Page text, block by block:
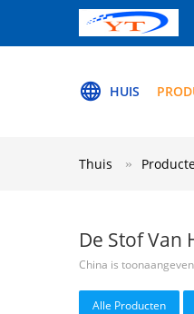
HUIS
Thuis
De Stof Van
China is
Alle Producten